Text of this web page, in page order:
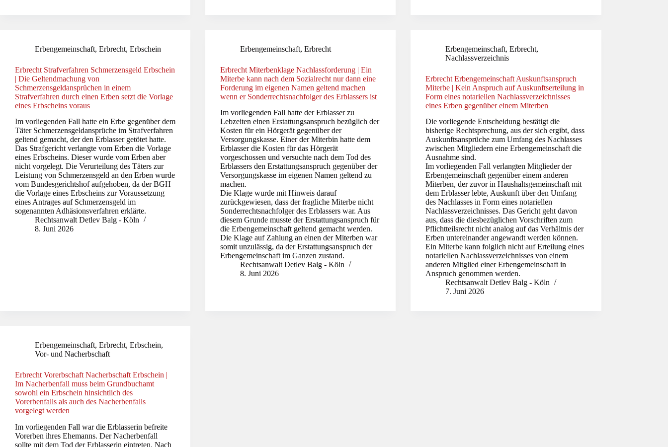
Erbengemeinschaft, Erbrecht, Erbschein
Erbrecht Strafverfahren Schmerzensgeld Erbschein
| Die Geltendmachung von
Schmerzensgeldansprüchen in einem
Strafverfahren durch einen Erben setzt die Vorlage
eines Erbscheins voraus
Im vorliegenden Fall hatte ein Erbe gegenüber dem
Täter Schmerzensgeldansprüche im Strafverfahren
geltend gemacht, der den Erblasser getötet hatte.
Das Strafgericht verlangte vom Erben die Vorlage
eines Erbscheins. Dieser wurde vom Erben aber
nicht vorgelegt. Die Verurteilung des Täters zur
Leistung von Schmerzensgeld an den Erben wurde
vom Bundesgerichtshof aufgehoben, da der BGH
die Vorlage eines Erbscheins zur Voraussetzung
eines Antrages auf Schmerzensgeld im
sogenannten Adhäsionsverfahren erklärte.
Rechtsanwalt Detlev Balg - Köln
8. Juni 2026
Erbengemeinschaft,Erbrecht
Erbrecht Miterbenklage Nachlassforderung | Ein
Miterbe kann nach dem Sozialrecht nur dann eine
Forderung im eigenen Namen geltend machen
wenn er Sonderrechtsnachfolger des Erblassers ist
Im vorliegenden Fall hatte der Erblasser zu
Lebzeiten einen Erstattungsanspruch bezüglich der
Kosten für ein Hörgerät gegenüber der
Versorgungskasse. Einer der Miterbin hatte dem
Erblasser die Kosten für das Hörgerät
vorgeschossen und versuchte nach dem Tod des
Erblassers den Erstattungsanspruch gegenüber der
Versorgungskasse im eigenen Namen geltend zu
machen.
Die Klage wurde mit Hinweis darauf
zurückgewiesen, dass der fragliche Miterbe nicht
Sonderrechtsnachfolger des Erblassers war. Aus
diesem Grunde musste der Erstattungsanspruch für
die Erbengemeinschaft geltend gemacht werden.
Die Klage auf Zahlung an einen der Miterben war
somit unzulässig, da der Erstattungsanspruch der
Erbengemeinschaft im Ganzen zustand.
Rechtsanwalt Detlev Balg - Köln
8. Juni 2026
Erbengemeinschaft,Erbrecht,
Nachlassverzeichnis
Erbrecht Erbengemeinschaft Auskunftsanspruch
Miterbe | Kein Anspruch auf Auskunftserteilung in
Form eines notariellen Nachlassverzeichnisses
eines Erben gegenüber einem Miterben
Die vorliegende Entscheidung bestätigt die
bisherige Rechtsprechung, aus der sich ergibt, dass
Auskunftsansprüche zum Umfang des Nachlasses
zwischen Mitgliedern eine Erbengemeinschaft die
Ausnahme sind.
Im vorliegenden Fall verlangten Mitglieder der
Erbengemeinschaft gegenüber einem anderen
Miterben, der zuvor in Haushaltsgemeinschaft mit
dem Erblasser lebte, Auskunft über den Umfang
des Nachlasses in Form eines notariellen
Nachlassverzeichnisses. Das Gericht geht davon
aus, dass die diesbezüglichen Vorschriften zum
Pflichtteilsrecht nicht analog auf das Verhältnis der
Erben untereinander angewandt werden können.
Ein Miterbe kann folglich nicht auf Erteilung eines
notariellen Nachlassverzeichnisses von einem
anderen Mitglied einer Erbengemeinschaft in
Anspruch genommen werden.
Rechtsanwalt Detlev Balg - Köln
7. Juni 2026
Erbengemeinschaft, Erbrecht, Erbschein,
Vor- und Nacherbschaft
Erbrecht Vorerbschaft Nacherbschaft Erbschein |
Im Nacherbenfall muss beim Grundbuchamt
sowohl ein Erbschein hinsichtlich des
Vorerbenfalls als auch des Nacherbenfalls
vorgelegt werden
Im vorliegenden Fall war die Erblasserin befreite
Vorerben ihres Ehemanns. Der Nacherbenfall
sollte mit dem Tod der Erblasserin eintreten. Nach